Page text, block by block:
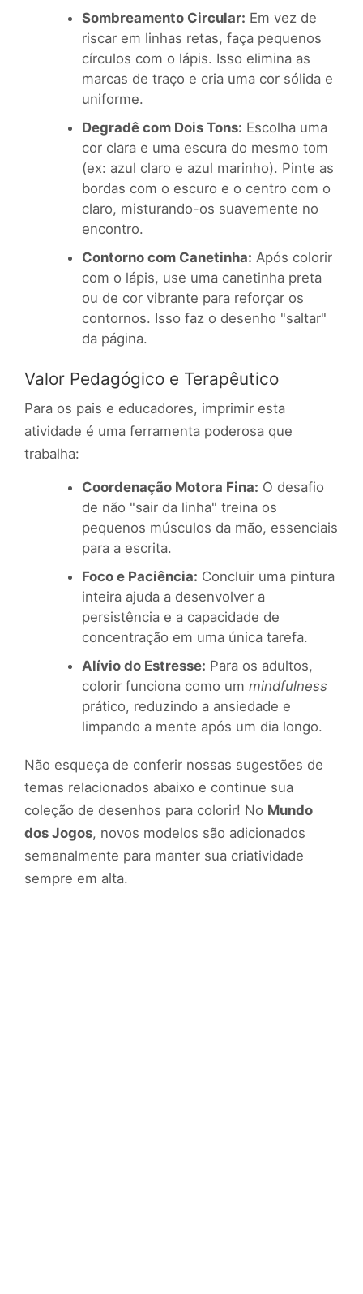
Sombreamento Circular: Em vez de
riscar em linhas retas, faça pequenos
círculos com o lápis. Isso elimina as
marcas de traço e cria uma cor sólida e
uniforme.
Degradê com Dois Tons: Escolha uma
cor clara e uma escura do mesmo tom
(ex: azul claro e azul marinho). Pinte as
bordas com o escuro e o centro com o
claro, misturando-os suavemente no
encontro.
Contorno com Canetinha: Após colorir
com o lápis, use uma canetinha preta
ou de cor vibrante para reforçar os
contornos. Isso faz o desenho "saltar"
da página.
Valor Pedagógico e Terapêutico
Para os pais e educadores, imprimir esta
atividade é uma ferramenta poderosa que
trabalha:
Coordenação Motora Fina: O desafio
de não "sair da linha" treina os
pequenos músculos da mão, essenciais
para a escrita.
Foco e Paciência: Concluir uma pintura
inteira ajuda a desenvolver a
persistência e a capacidade de
concentração em uma única tarefa.
Alívio do Estresse: Para os adultos,
colorir funciona como um mindfulness
prático, reduzindo a ansiedade e
limpando a mente após um dia longo.
Não esqueça de conferir nossas sugestões de
temas relacionados abaixo e continue sua
coleção de desenhos para colorir! No Mundo
dos Jogos, novos modelos são adicionados
semanalmente para manter sua criatividade
sempre em alta.